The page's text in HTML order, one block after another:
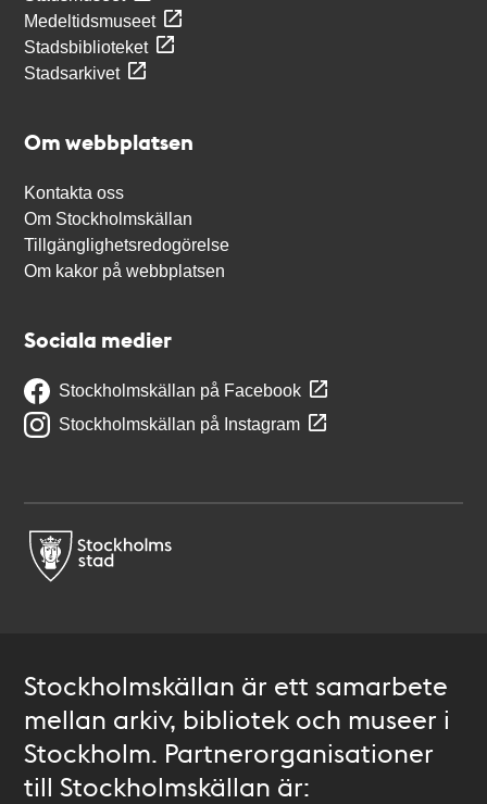
Medeltidsmuseet
Stadsbiblioteket
Stadsarkivet
Om webbplatsen
Kontakta oss
Om Stockholmskällan
Tillgänglighetsredogörelse
Om kakor på webbplatsen
Sociala medier
Stockholmskällan på Facebook
Stockholmskällan på Instagram
Stockholmskällan är ett samarbete
mellan arkiv, bibliotek och museer i
Stockholm. Partnerorganisationer
till Stockholmskällan är: